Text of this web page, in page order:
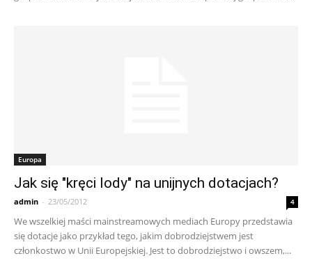
Europa
Jak się "kręci lody" na unijnych dotacjach?
admin - 23/05/2012 4
We wszelkiej maści mainstreamowych mediach Europy przedstawia
się dotacje jako przykład tego, jakim dobrodziejstwem jest
członkostwo w Unii Europejskiej. Jest to dobrodziejstwo i owszem,...